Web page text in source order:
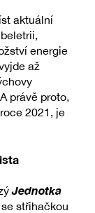
aktuální
energie
až
právě proto,
2021, je
Jednotka
střihačkou